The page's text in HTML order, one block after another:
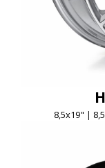
8,5x19" |